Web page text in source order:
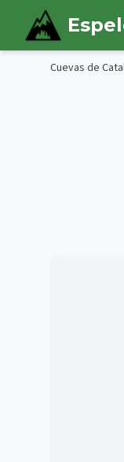
Skip to main content
Cuevas de